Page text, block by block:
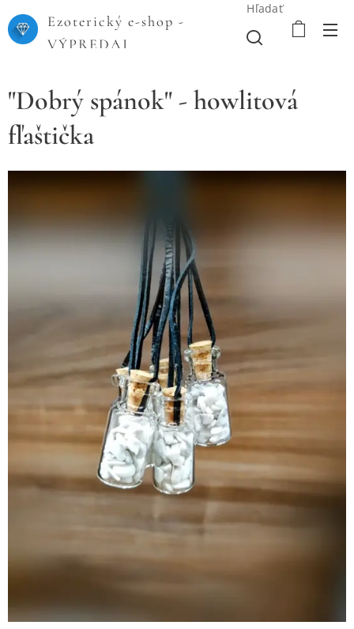
Ezoterický e-shop -
VÝPREDAJ
Hľadať
"Dobrý spánok" - howlitová
fľaštička